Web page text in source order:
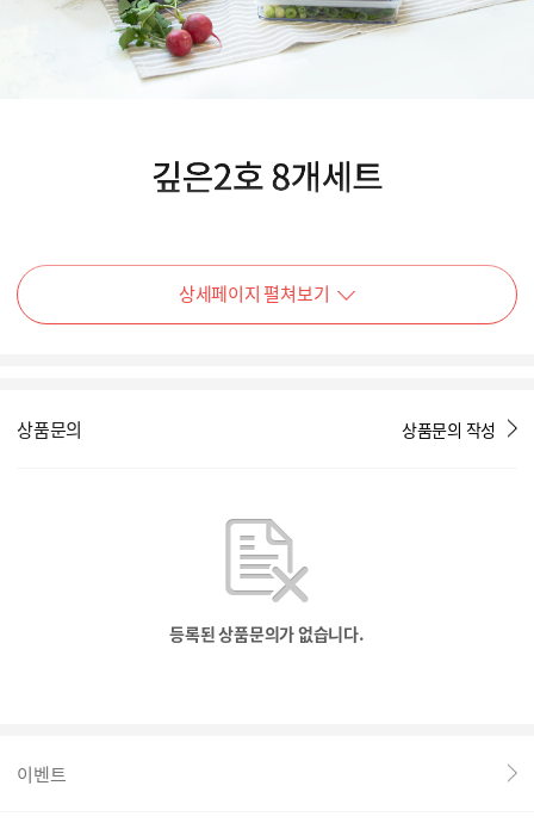
상세페이지 펼쳐보기
상품문의 상품문의 작성
등록된 상품문의가 없습니다.
이벤트